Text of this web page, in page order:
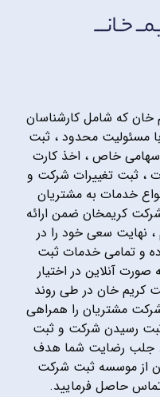
که شامل کارشناسان
مسئولیت محدود ، ثبت
خاص ، اخذ کارت
، ثبت تغییرات شرکت و
خدمات به مشتریان
کریمخان ضمن ارائه
، نهایت سعی خود را در
و تمامی خدمات ثبت
آنلاین در اختیار
کریم خان در طی روند
مشتریان را همراهی
ثبت رسیدن شرکت و ثبت
جلب رضایت شما هدف
از موسسه ثبت شرکت